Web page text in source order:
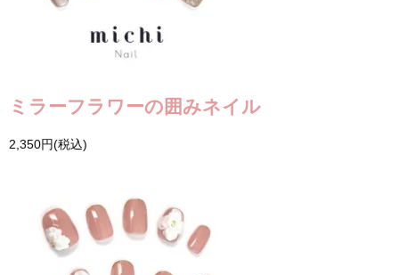
ミラーフラワーの囲みネイル
2,350円(税込)